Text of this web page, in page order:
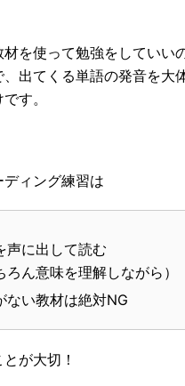
を使って勉強をしていい
出てくる単語の発音を大
す。
ィング練習は
声に出して読む
ろん意味を理解しながら）
ない教材は絶対NG
が大切！